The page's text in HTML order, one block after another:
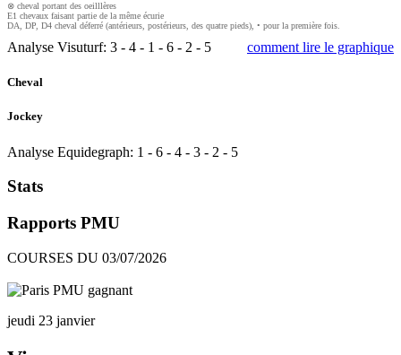
⊗ cheval portant des oeilllères
E1 chevaux faisant partie de la même écurie
DA, DP, D4 cheval déferré (antérieurs, postérieurs, des quatre pieds), • pour la première fois.
Analyse Visuturf: 3 - 4 - 1 - 6 - 2 - 5 comment lire le graphique
Cheval
Jockey
Analyse Equidegraph: 1 - 6 - 4 - 3 - 2 - 5
Stats
Rapports PMU
COURSES DU 03/07/2026
jeudi 23 janvier